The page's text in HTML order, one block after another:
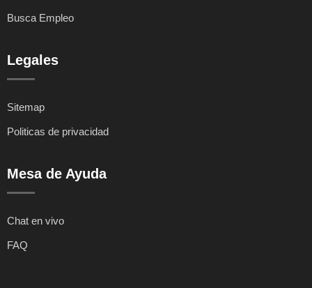
Busca Empleo
Legales
Sitemap
Politicas de privacidad
Mesa de Ayuda
Chat en vivo
FAQ